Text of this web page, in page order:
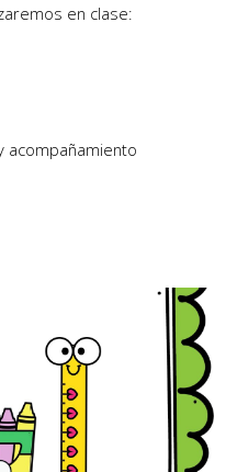
en clase:
acompañamiento